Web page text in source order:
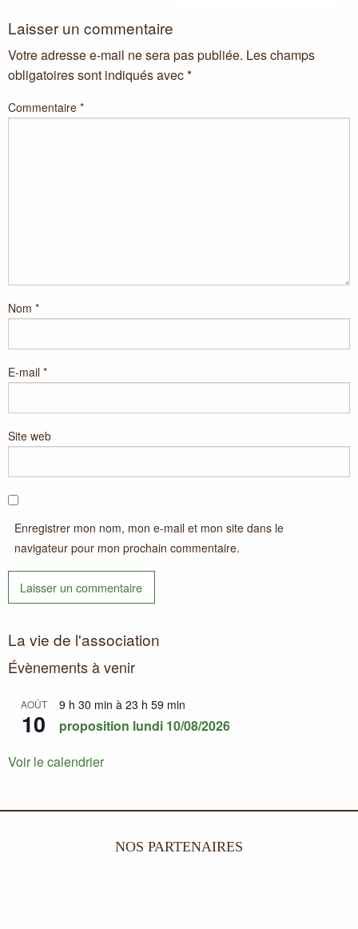
Laisser un commentaire
Votre adresse e-mail ne sera pas publiée. Les champs
obligatoires sont indiqués avec*
Commentaire *
Nom *
E-mail *
Site web
Enregistrer mon nom, mon e-mail et mon site dans le
navigateur pour mon prochain commentaire.
La vie de l'association
Évènements à venir
AOÛT
10
9 h 30 min à 23 h 59 min
proposition lundi 10/08/2026
Voir le calendrier
NOS PARTENAIRES